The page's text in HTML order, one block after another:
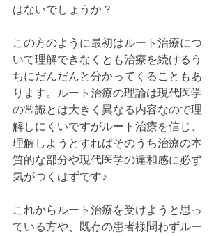
はないでしょうか？
この方のように最初はルート治療につ
いて理解できなくとも治療を続けるう
ちにだんだんと分かってくることもあ
ります。ルート治療の理論は現代医学
の常識とは大きく異なる内容なので理
解しにくいですがルート治療を信じ、
理解しようとすればそのうち治療の本
質的な部分や現代医学の違和感に必ず
気がつくはずです♪
これからルート治療を受けようと思っ
ている方や、既存の患者様問わずルー